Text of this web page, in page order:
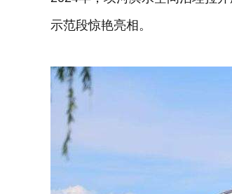
示范段惊艳亮相。